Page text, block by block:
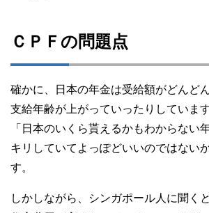
ＣＰＦの問題点
確かに、日本の年金は受給額がどんど
支給年齢が上がっていったりしていま
「日本のいくら貰えるかもわからない
キリしていてよっぽどいいのではない
す。
しかしながら、シンガポール人に聞く